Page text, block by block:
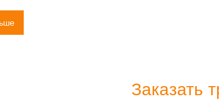
Заказать